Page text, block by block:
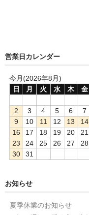
営業日カレンダー
今月(2026年8月)
日
月 火 水 木 金
2
3 4 5 6 7
9
10 11 12 13 14
16
17 18 19 20 21
23
24 25 26 27 28
30
31
お知らせ
夏季休業のお知らせ